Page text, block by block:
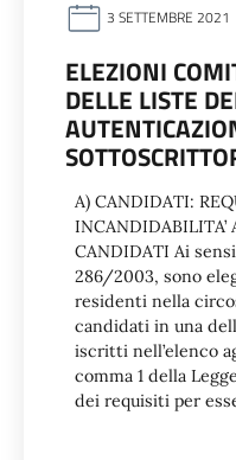
3 SETTEMBRE 2021
ELEZIONI
DELLE LISTE
A) CANDIDATI:
INCANDIDABILITA’
CANDIDATI Ai
286/2003, sono
residenti nella
candidati in una
iscritti nell’elenco
comma 1 della
dei requisiti per